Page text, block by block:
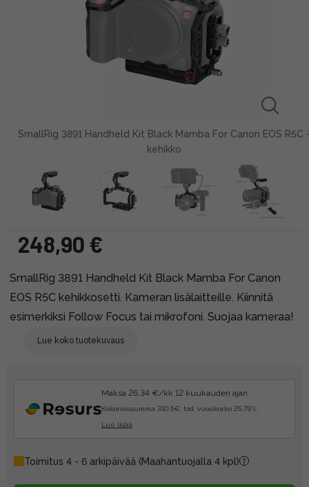
SmallRig 3891 Handheld Kit Black Mamba For Canon EOS R5C
kehikko
248,90 €
SmallRig 3891 Handheld Kit Black Mamba For Canon
EOS R5C kehikkosetti. Kameran lisälaitteille. Kiinnitä
esimerkiksi Follow Focus tai mikrofoni. Suojaa kameraa!
Lue koko tuotekuvaus
Maksa 26.34 €/kk 12 kuukauden ajan.
Kokonaissumma 310.5€, tod. vuosikorko 25.79%.
Lue lisää
Toimitus 4 - 6 arkipäivää (Maahantuojalla 4 kpl)